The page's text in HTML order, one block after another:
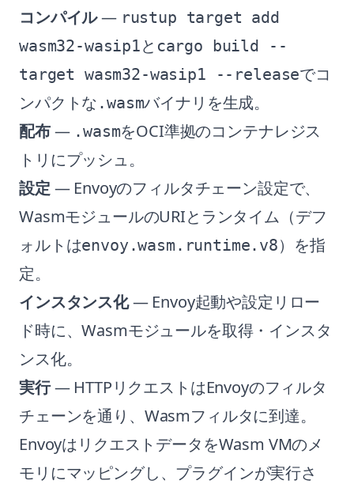
コンパイル— rustup target add
wasm32-wasip1と cargo build --
target wasm32-wasip1 --releaseでコ
ンパクトな .wasmバイナリを生成。
配布— .wasmをOCI準拠のコンテナレジス
トリにプッシュ。
設定 — Envoyのフィルタチェーン設定で、
WasmモジュールのURIとランタイム（デフ
ォルトはenvoy.wasm.runtime.v8）を指
定。
インスタンス化— Envoy起動や設定リロー
ド時に、Wasmモジュールを取得・インスタ
ンス化。
実行— HTTPリクエストはEnvoyのフィルタ
チェーンを通り、Wasmフィルタに到達。
EnvoyはリクエストデータをWasm VMのメ
モリにマッピングし、プラグインが実行さ